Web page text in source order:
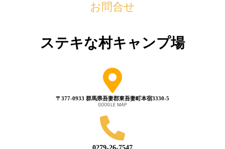
お問合せ
ステキな村キャンプ場
〒377-0933 群馬県吾妻郡東吾妻町本宿3330-5
GOOGLE MAP